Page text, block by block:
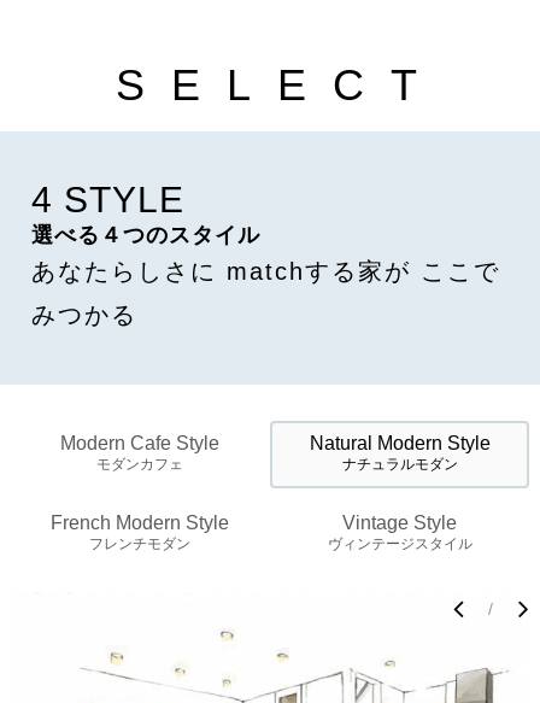
S E L E C T
4 STYLE
選べる４つのスタイル
あなたらしさに matchする家が ここで
みつかる
Modern Cafe Style
モダンカフェ
Natural Modern Style
ナチュラルモダン
French Modern Style
フレンチモダン
Vintage Style
ヴィンテージスタイル